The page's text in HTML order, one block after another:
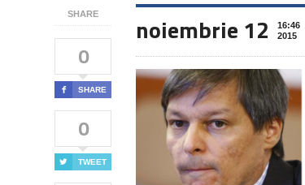
SHARE
0
 SHARE
0
 TWEET
noiembrie 12
16:46
2015